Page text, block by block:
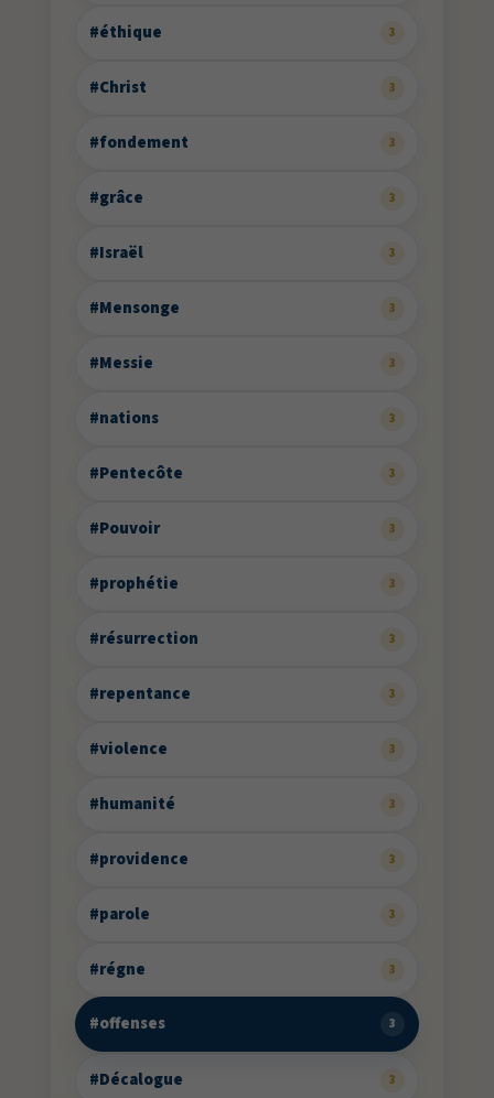
#éthique 3
#Christ 3
#fondement 3
#grâce 3
#Israël 3
#Mensonge 3
#Messie 3
#nations 3
#Pentecôte 3
#Pouvoir 3
#prophétie 3
#résurrection 3
#repentance 3
#violence 3
#humanité 3
#providence 3
#parole 3
#régne 3
#offenses 3
#Décalogue 3